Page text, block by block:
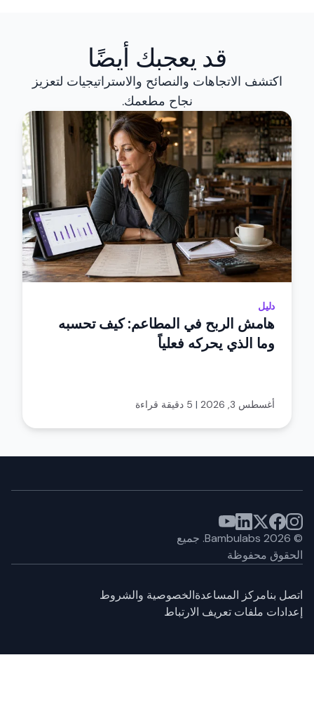
قد يعجبك أيضًا
اكتشف الاتجاهات والنصائح والاستراتيجيات لتعزيز
نجاح مطعمك.
دليل
هامش الربح في المطاعم: كيف تحسبه
وما الذي يحركه فعلياً
أغسطس 3, 2026 | 5 دقيقة قراءة
©
2026
جميع
الحقوق محفوظة
اتصل بنامركز المساعدةالخصوصية والشروط
إعدادات ملفات تعريف الارتباط